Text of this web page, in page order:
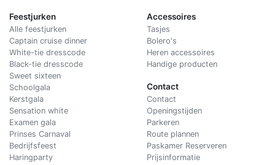
Feestjurken
Alle feestjurken
Captain cruise dinner
White-tie dresscode
Black-tie dresscode
Sweet sixteen
Schoolgala
Kerstgala
Sensation white
Examen gala
Prinses Carnaval
Bedrijfsfeest
Haringparty
Accessoires
Tasjes
Bolero's
Heren accessoires
Handige producten
Contact
Contact
Openingstijden
Parkeren
Route plannen
Paskamer Reserveren
Prijsinformatie